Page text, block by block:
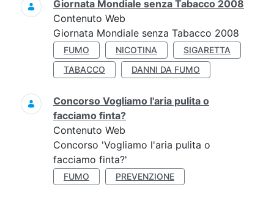
Giornata Mondiale senza Tabacco 2008
Contenuto Web
Giornata Mondiale senza Tabacco 2008
FUMO NICOTINA
SIGARETTA
TABACCO
DANNI DA FUMO
Concorso Vogliamo l'aria pulita o
facciamo finta?
Contenuto Web
Concorso 'Vogliamo l'aria pulita o
facciamo finta?'
FUMO PREVENZIONE